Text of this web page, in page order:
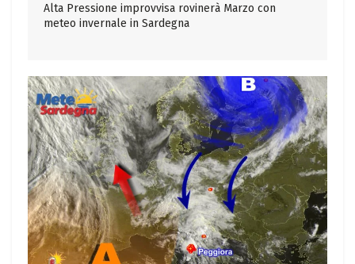
Alta Pressione improvvisa rovinerà Marzo con
meteo invernale in Sardegna